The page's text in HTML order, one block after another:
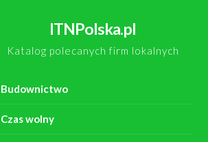
ITNPolska.pl
Katalog polecanych firm lokalnych
Budownictwo
Czas wolny